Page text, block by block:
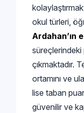
okul türleri,
Ardahan’ın
çıkmaktadır.
ortamını ve
lise taban
güvenilir ve